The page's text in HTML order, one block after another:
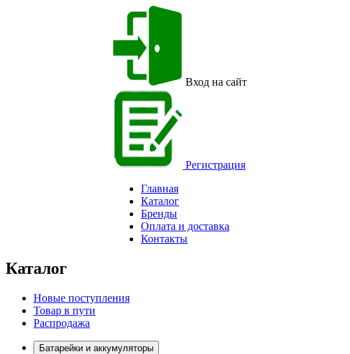
Вход на сайт
Регистрация
Главная
Каталог
Бренды
Оплата и доставка
Контакты
Каталог
Новые поступления
Товар в пути
Распродажа
Батарейки и аккумуляторы